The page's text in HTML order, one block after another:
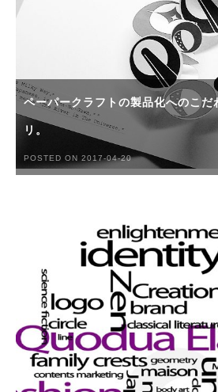
ペーパークラフトの製品化へのこだ
リ。
POSTED ON 2017-04-20